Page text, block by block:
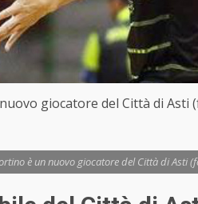
giocatore del Città di Asti
è un nuovo giocatore del Città di Asti